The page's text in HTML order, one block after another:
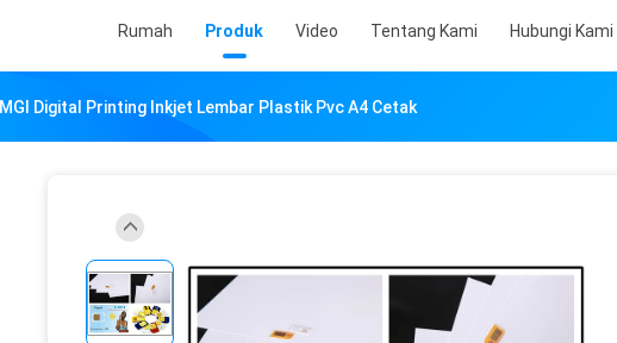
Rumah Produk Video Tentang Kami Hubungi Kami
MGI Digital Printing Inkjet Lembar Plastik Pvc A4 Cetak